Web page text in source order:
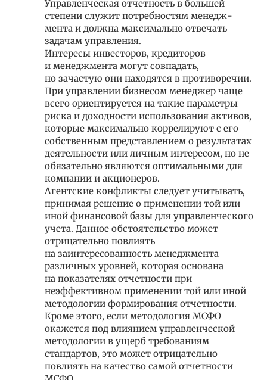
Управленческая отчетность в большей
степени служит потребностям менедж-
мента и должна максимально отвечать
задачам управления.
Интересы инвесторов, кредиторов
и менеджмента могут совпадать,
но зачастую они находятся в противоречии.
При управлении бизнесом менеджер чаще
всего ориентируется на такие параметры
риска и доходности использования активов,
которые максимально коррелируют с его
собственным представлением о результатах
деятельности или личным интересом, но не
обязательно являются оптимальными для
компании и акционеров.
Агентские конфликты следует учитывать,
принимая решение о применении той или
иной финансовой базы для управленческого
учета. Данное обстоятельство может
отрицательно повлиять
на заинтересованность менеджмента
различных уровней, которая основана
на показателях отчетности при
неэффективном применении той или иной
методологии формирования отчетности.
Кроме этого, если методология МСФО
окажется под влиянием управленческой
методологии в ущерб требованиям
стандартов, это может отрицательно
повлиять на качество самой отчетности